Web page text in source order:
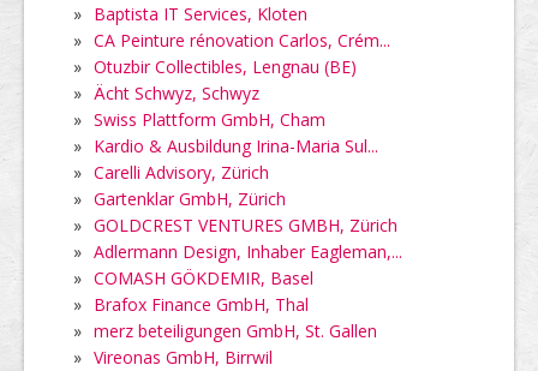
» Baptista IT Services, Kloten
» CA Peinture rénovation Carlos, Crém...
» Otuzbir Collectibles, Lengnau (BE)
» Ächt Schwyz, Schwyz
» Swiss Plattform GmbH, Cham
» Kardio & Ausbildung Irina-Maria Sul...
» Carelli Advisory, Zürich
» Gartenklar GmbH, Zürich
» GOLDCREST VENTURES GMBH, Zürich
» Adlermann Design, Inhaber Eagleman,...
» COMASH GÖKDEMIR, Basel
» Brafox Finance GmbH, Thal
» merz beteiligungen GmbH, St. Gallen
» Vireonas GmbH, Birrwil